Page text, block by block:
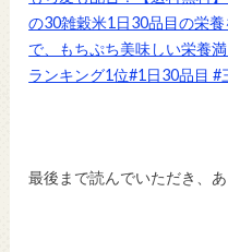
の30雑穀米1日30品目の栄
で、もちぷち美味しい栄養
ランキング1位#1日30品目
最後まで読んでいただき、